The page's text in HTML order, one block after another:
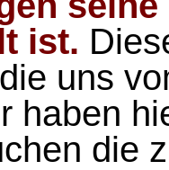
ist.
uns
haben
die